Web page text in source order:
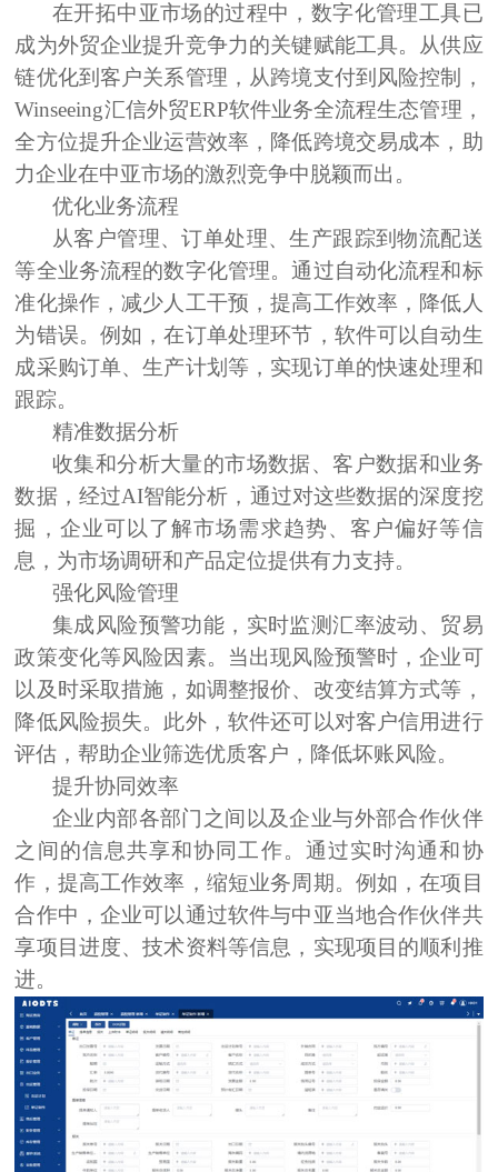
在开拓中亚市场的过程中，数字化管理工具已
成为外贸企业提升竞争力的关键赋能工具。从供应
链优化到客户关系管理，从跨境支付到风险控制，
Winseeing汇信外贸ERP软件业务全流程生态管理，
全方位提升企业运营效率，降低跨境交易成本，助
力企业在中亚市场的激烈竞争中脱颖而出。
优化业务流程
从客户管理、订单处理、生产跟踪到物流配送
等全业务流程的数字化管理。通过自动化流程和标
准化操作，减少人工干预，提高工作效率，降低人
为错误。例如，在订单处理环节，软件可以自动生
成采购订单、生产计划等，实现订单的快速处理和
跟踪。
精准数据分析
收集和分析大量的市场数据、客户数据和业务
数据， 经过AI智能分析， 通过对这些数据的深度挖
掘，企业可以了解市场需求趋势、客户偏好等信
息，为市场调研和产品定位提供有力支持。
强化风险管理
集成风险预警功能，实时监测汇率波动、贸易
政策变化等风险因素。当出现风险预警时，企业可
以及时采取措施，如调整报价、改变结算方式等，
降低风险损失。此外，软件还可以对客户信用进行
评估，帮助企业筛选优质客户，降低坏账风险。
提升协同效率
企业内部各部门之间以及企业与外部合作伙伴
之间的信息共享和协同工作。通过实时沟通和协
作，提高工作效率，缩短业务周期。例如，在项目
合作中，企业可以通过软件与中亚当地合作伙伴共
享项目进度、技术资料等信息，实现项目的顺利推
进。